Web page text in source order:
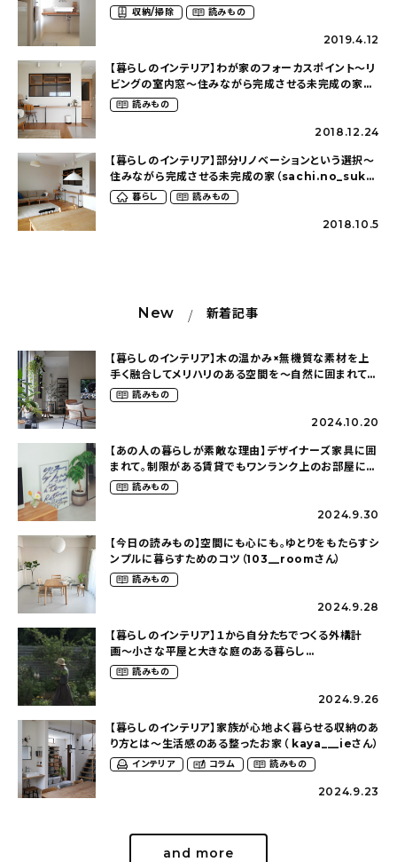
せる未完成の家（sachi.no_sukeさん）
収納/掃除 読みもの
2019.4.12
【暮らしのインテリア】わが家のフォーカスポイント～リ
ビングの室内窓～住みながら完成させる未完成の家
（sachi.no_sukeさん）
読みもの
2018.12.24
【暮らしのインテリア】部分リノベーションという選択～
住みながら完成させる未完成の家（sachi.no_suke
さん）暮らし 読みもの
2018.10.5
New 新着記事
【暮らしのインテリア】木の温かみ×無機質な素材を上
手く融合してメリハリのある空間を〜自然に囲まれて暮
らす（ki_no_ieさん）
読みもの
2024.10.20
【あの人の暮らしが素敵な理由】デザイナーズ家具に囲
まれて。制限がある賃貸でもワンランク上のお部屋に〜
狭くても好きな暮らしのこと（_____chika708さん）
読みもの
2024.9.30
【今日の読みもの】空間にも心にも。ゆとりをもたらすシ
ンプルに暮らすためのコツ（103__roomさん）
読みもの
2024.9.28
【暮らしのインテリア】１から自分たちでつくる外構計
画〜小さな平屋と大きな庭のある暮らし
（tsumikiniwaさん）
読みもの
2024.9.26
【暮らしのインテリア】家族が心地よく暮らせる収納のあ
り方とは〜生活感のある整ったお家（ kaya___ieさん）
インテリア コラム 読みもの
2024.9.23
and more